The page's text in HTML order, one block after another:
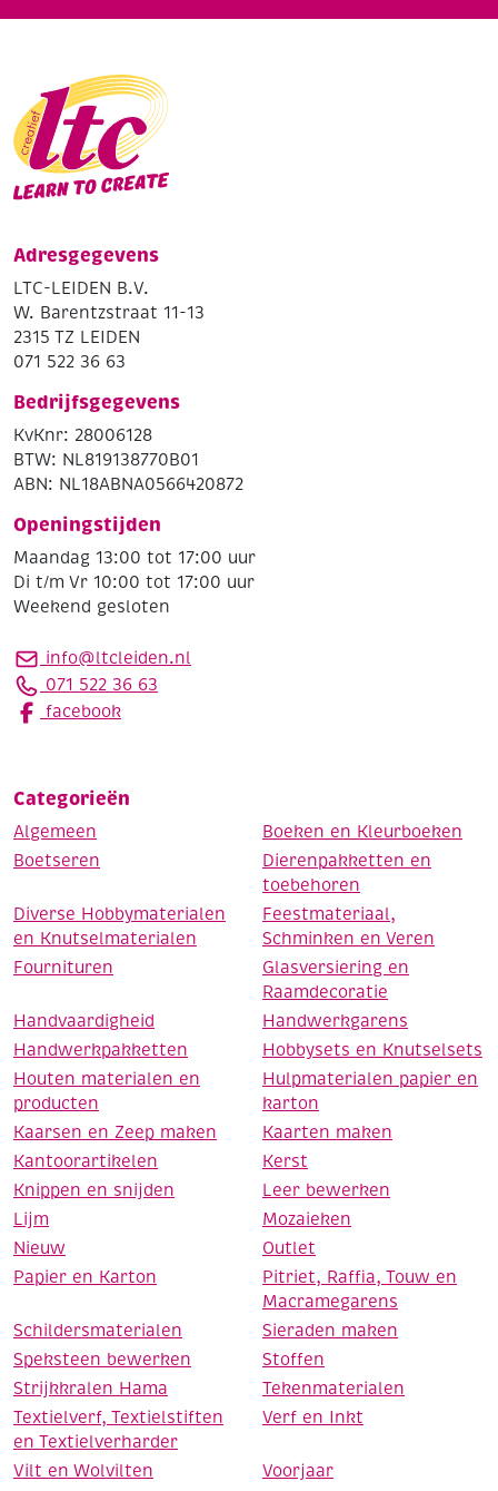
Adresgegevens
LTC-LEIDEN B.V.
W. Barentzstraat 11-13
2315 TZ LEIDEN
071 522 36 63
Bedrijfsgegevens
KvKnr: 28006128
BTW: NL819138770B01
ABN: NL18ABNA0566420872
Openingstijden
Maandag 13:00 tot 17:00 uur
Di t/m Vr 10:00 tot 17:00 uur
Weekend gesloten
info@ltcleiden.nl
071 522 36 63
facebook
Categorieën
Algemeen
Boeken en Kleurboeken
Boetseren
Dierenpakketten en
toebehoren
Diverse Hobbymaterialen
en Knutselmaterialen
Feestmateriaal,
Schminken en Veren
Fournituren
Glasversiering en
Raamdecoratie
Handvaardigheid
Handwerkgarens
Handwerkpakketten
Hobbysets en Knutselsets
Houten materialen en
producten
Hulpmaterialen papier en
karton
Kaarsen en Zeep maken
Kaarten maken
Kantoorartikelen
Kerst
Knippen en snijden
Leer bewerken
Lijm
Mozaieken
Nieuw
Outlet
Papier en Karton
Pitriet, Raffia, Touw en
Macramegarens
Schildersmaterialen
Sieraden maken
Speksteen bewerken
Stoffen
Strijkkralen Hama
Tekenmaterialen
Textielverf, Textielstiften
en Textielverharder
Verf en Inkt
Vilt en Wolvilten
Voorjaar